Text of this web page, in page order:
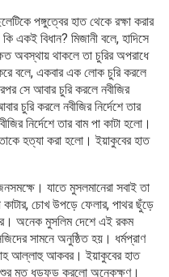
পঙ্গুত্বের হাত থেকে রক্ষা করার
বিধান? মিজানী বলে, হাদিসে
অবস্থায় থাকলে তা চুরির অপরাধে
বলে, একবার এক লোক চুরি করলে
সে আবার চুরি করলে নবীজির
চুরি করলে নবীজির নির্দেশে তার
নির্দেশে তার বাম পা কাটা হলো।
হত্যা করা হলো। ইয়াকুবের হাত
যাতে মুসলমানেরা সবাই তা
চোখ উপড়ে ফেলার, পাথর ছুঁড়ে
অনেক মুসলিম দেশে এই রকম
সামনে অনুষ্ঠিত হয়। ধর্মপ্রাণ
আল্লাহু আকবর। ইয়াকুবের হাত
মত ধড়ফড় করলো অনেকক্ষণ।